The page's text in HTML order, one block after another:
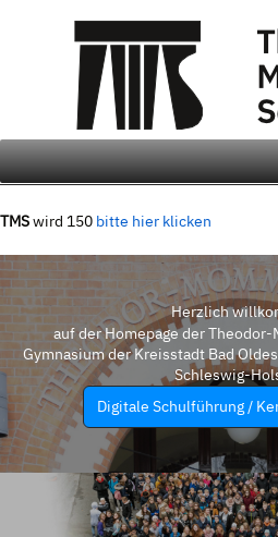
TMSwird 150 bitte hier klicken
Herzlich
auf der Homepage der
Gymnasium der Kreisstadt Bad
Schleswig-
Digitale Schulführung /